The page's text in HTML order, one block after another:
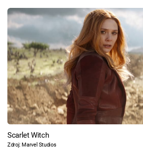
Scarlet Witch
Zdroj: Marvel Studios